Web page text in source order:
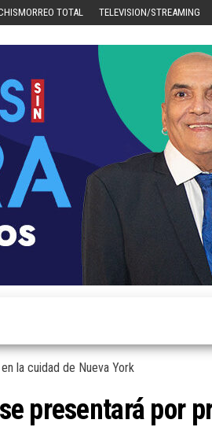
TOTAL TELEVISION/STREAMING
presentará por